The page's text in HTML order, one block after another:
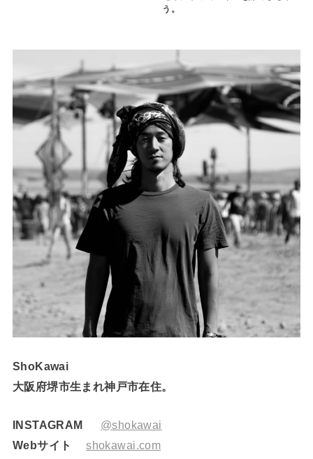
う。
ShoKawai
大阪府堺市生まれ神戸市在住。
INSTAGRAM
@shokawai
Webサイト
shokawai.com